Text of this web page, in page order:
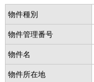
物件種別
物件管理番号
物件名
物件所在地